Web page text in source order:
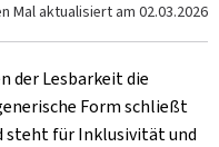
Mal aktualisiert am 02.03.2026
der Lesbarkeit die
Form schließt
steht für Inklusivität und